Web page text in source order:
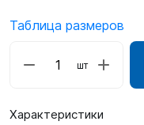
Таблица размеров
шт
Характеристики